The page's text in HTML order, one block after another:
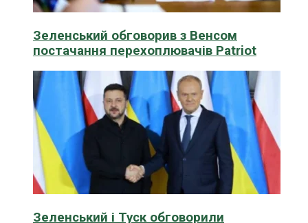
Зеленський обговорив з Венсом
постачання перехоплювачів Patriot
Зеленський і Туск обговорили